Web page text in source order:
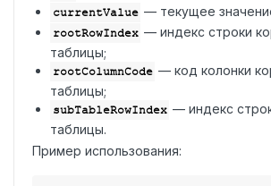
currentValue — текущее
rootRowIndex — индекс строки
таблицы;
rootColumnCode — код колонки
таблицы;
subTableRowIndex — индекс
таблицы.
Пример использования: